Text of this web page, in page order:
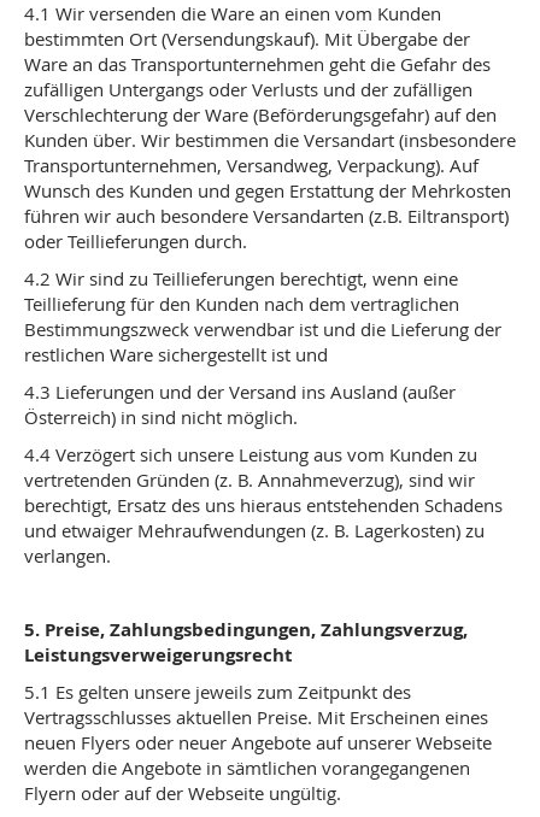
4.1 Wir versenden die Ware an einen vom Kunden
bestimmten Ort (Versendungskauf). Mit Übergabe der
Ware an das Transportunternehmen geht die Gefahr des
zufälligen Untergangs oder Verlusts und der zufälligen
Verschlechterung der Ware (Beförderungsgefahr) auf den
Kunden über. Wir bestimmen die Versandart (insbesondere
Transportunternehmen, Versandweg, Verpackung). Auf
Wunsch des Kunden und gegen Erstattung der Mehrkosten
führen wir auch besondere Versandarten (z.B. Eiltransport)
oder Teillieferungen durch.
4.2 Wir sind zu Teillieferungen berechtigt, wenn eine
Teillieferung für den Kunden nach dem vertraglichen
Bestimmungszweck verwendbar ist und die Lieferung der
restlichen Ware sichergestellt ist und
4.3 Lieferungen und der Versand ins Ausland (außer
Österreich) in sind nicht möglich.
4.4 Verzögert sich unsere Leistung aus vom Kunden zu
vertretenden Gründen (z. B. Annahmeverzug), sind wir
berechtigt, Ersatz des uns hieraus entstehenden Schadens
und etwaiger Mehraufwendungen (z. B. Lagerkosten) zu
verlangen.
5. Preise, Zahlungsbedingungen, Zahlungsverzug,
Leistungsverweigerungsrecht
5.1 Es gelten unsere jeweils zum Zeitpunkt des
Vertragsschlusses aktuellen Preise. Mit Erscheinen eines
neuen Flyers oder neuer Angebote auf unserer Webseite
werden die Angebote in sämtlichen vorangegangenen
Flyern oder auf der Webseite ungültig.